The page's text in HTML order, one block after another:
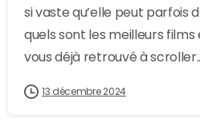
si vaste qu’elle peut parfois
quels sont les meilleurs
vous déjà retrouvé à
13 décembre 2024